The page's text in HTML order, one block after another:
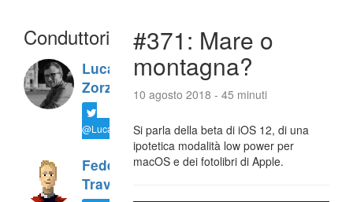
Conduttori
Luca
Zorzi
@LucaTNT
Federico
Travaini
#371: Mare o
montagna?
10 agosto 2018 - 45 minuti
Si parla della beta di iOS 12, di una
ipotetica modalità low power per
macOS e dei fotolibri di Apple.